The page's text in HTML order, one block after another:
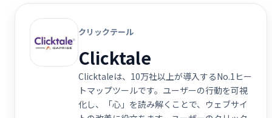
クリックテール
Clicktale
Clicktaleは、10万社以上が導入するNo.1ヒー
トマップツールです。ユーザーの行動を可視
化し、「心」を読み解くことで、ウェブサイ